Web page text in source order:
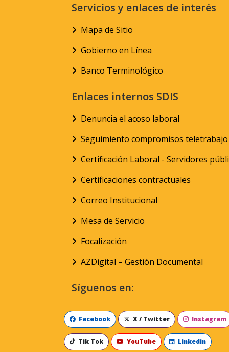
Servicios y enlaces de interés
Mapa de Sitio
Gobierno en Línea
Banco Terminológico
Enlaces internos SDIS
Denuncia el acoso laboral
Seguimiento compromisos teletrabajo
Certificación Laboral - Servidores
Certificaciones contractuales
Correo Institucional
Mesa de Servicio
Focalización
AZDigital – Gestión Documental
Síguenos en:
Facebook X / Twitter Instagram
Tik Tok YouTube Linkedin